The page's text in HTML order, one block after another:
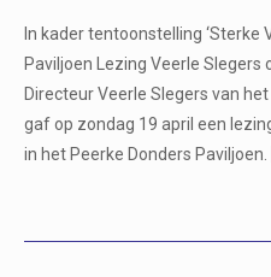
In kader tentoonstelling ‘Sterke
Paviljoen Lezing Veerle
Directeur Veerle Slegers van
gaf op zondag 19 april een
in het Peerke Donders Paviljoen.